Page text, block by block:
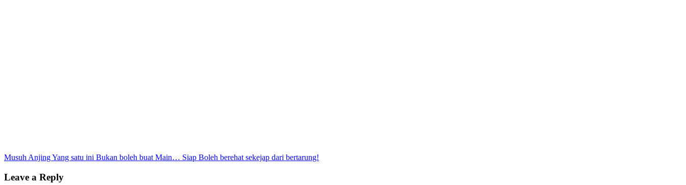
Post
navigation
Musuh Anjing Yang satu ini Bukan boleh buat Main… Siap Boleh berehat sekejap dari bertarung!
Leave a Reply